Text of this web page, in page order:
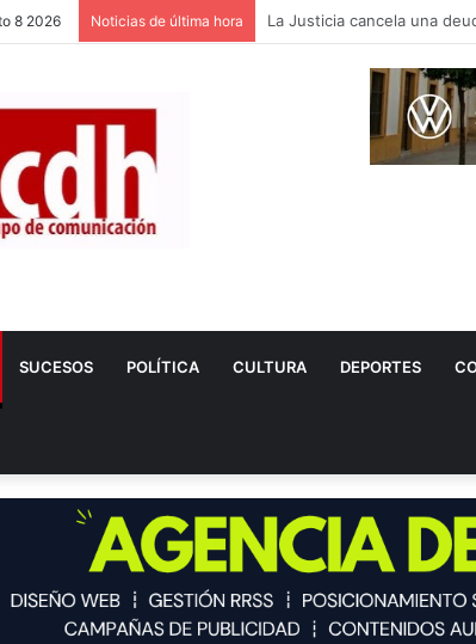
8 2026 Noticias de última hora Dos nuevos positivos por
SUCESOS POLÍTICA CULTURA DEPORTES